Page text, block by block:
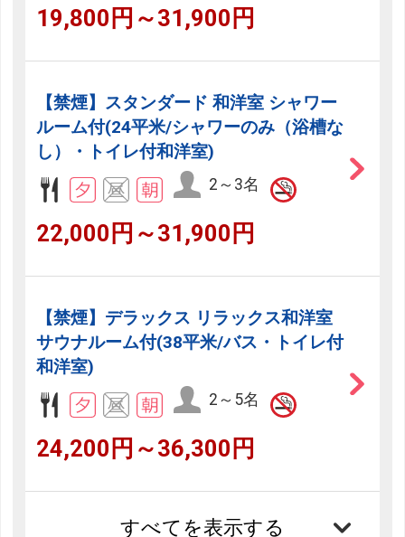
19,800円～31,900円
【禁煙】スタンダード 和洋室 シャワー
ルーム付(24平米/シャワーのみ（浴槽な
し）・トイレ付和洋室)
2～3名
22,000円～31,900円
【禁煙】デラックス リラックス和洋室
サウナルーム付(38平米/バス・トイレ付
和洋室)
2～5名
24,200円～36,300円
すべてを表示する